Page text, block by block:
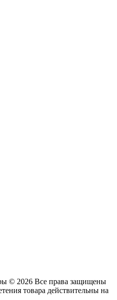
© 2026 Все права защищены
товара действительны на